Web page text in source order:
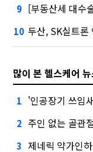
9 [부동산세 대수
10 두산, SK실트
많이 본 헬스케어
1 '인공장기 쓰임
2 주인 없는 골관
3 제네릭 약가인